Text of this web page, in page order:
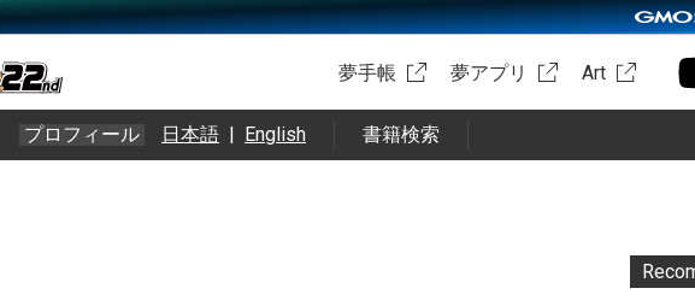
夢手帳 夢アプリ Art
プロフィール 日本語 | English 書籍検索